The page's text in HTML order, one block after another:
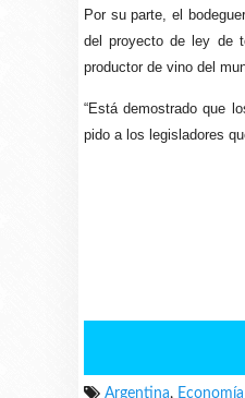
Por su parte, el
del proyecto de ley de
productor de vino del
“Está demostrado que
pido a los legisladores
Argentina, Economía